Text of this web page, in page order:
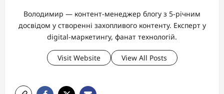
Володимир — контент-менеджер блогу з 5-річним
досвідом у створенні захопливого контенту. Експерт у
digital-маркетингу, фанат технологій.
Visit Website View All Posts